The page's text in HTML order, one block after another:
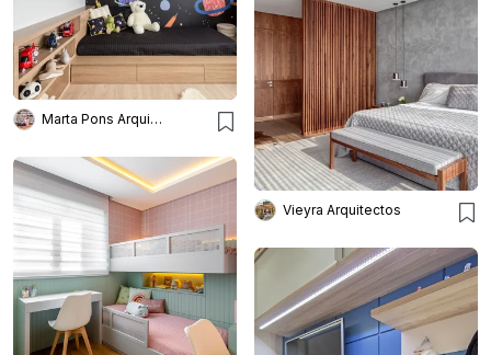
Marta Pons Arquitetura
Vieyra Arquitectos